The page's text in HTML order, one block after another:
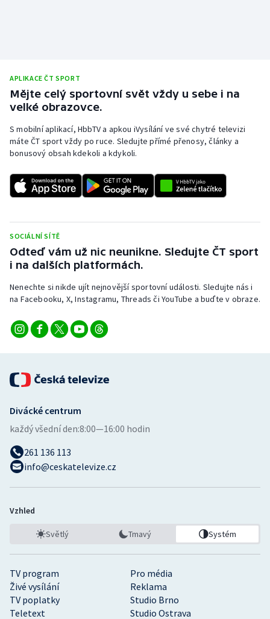
APLIKACE ČT SPORT
Mějte celý sportovní svět vždy u sebe i na
velké obrazovce.
S mobilní aplikací, HbbTV a apkou iVysílání ve své chytré televizi
máte ČT sport vždy po ruce. Sledujte přímé přenosy, články a
bonusový obsah kdekoli a kdykoli.
SOCIÁLNÍ SÍTĚ
Odteď vám už nic neunikne. Sledujte ČT sport
i na dalších platformách.
Nenechte si nikde ujít nejnovější sportovní události. Sledujte nás i
na Facebooku, X, Instagramu, Threads či YouTube a buďte v obraze.
TV program
Pro média
Živé vysílání
Reklama
TV poplatky
Studio Brno
Teletext
Studio Ostrava
Divácké centrum
každý všední den:8:00—16:00 hodin
261 136 113
info@ceskatelevize.cz
Vzhled
Světlý Tmavý Systém